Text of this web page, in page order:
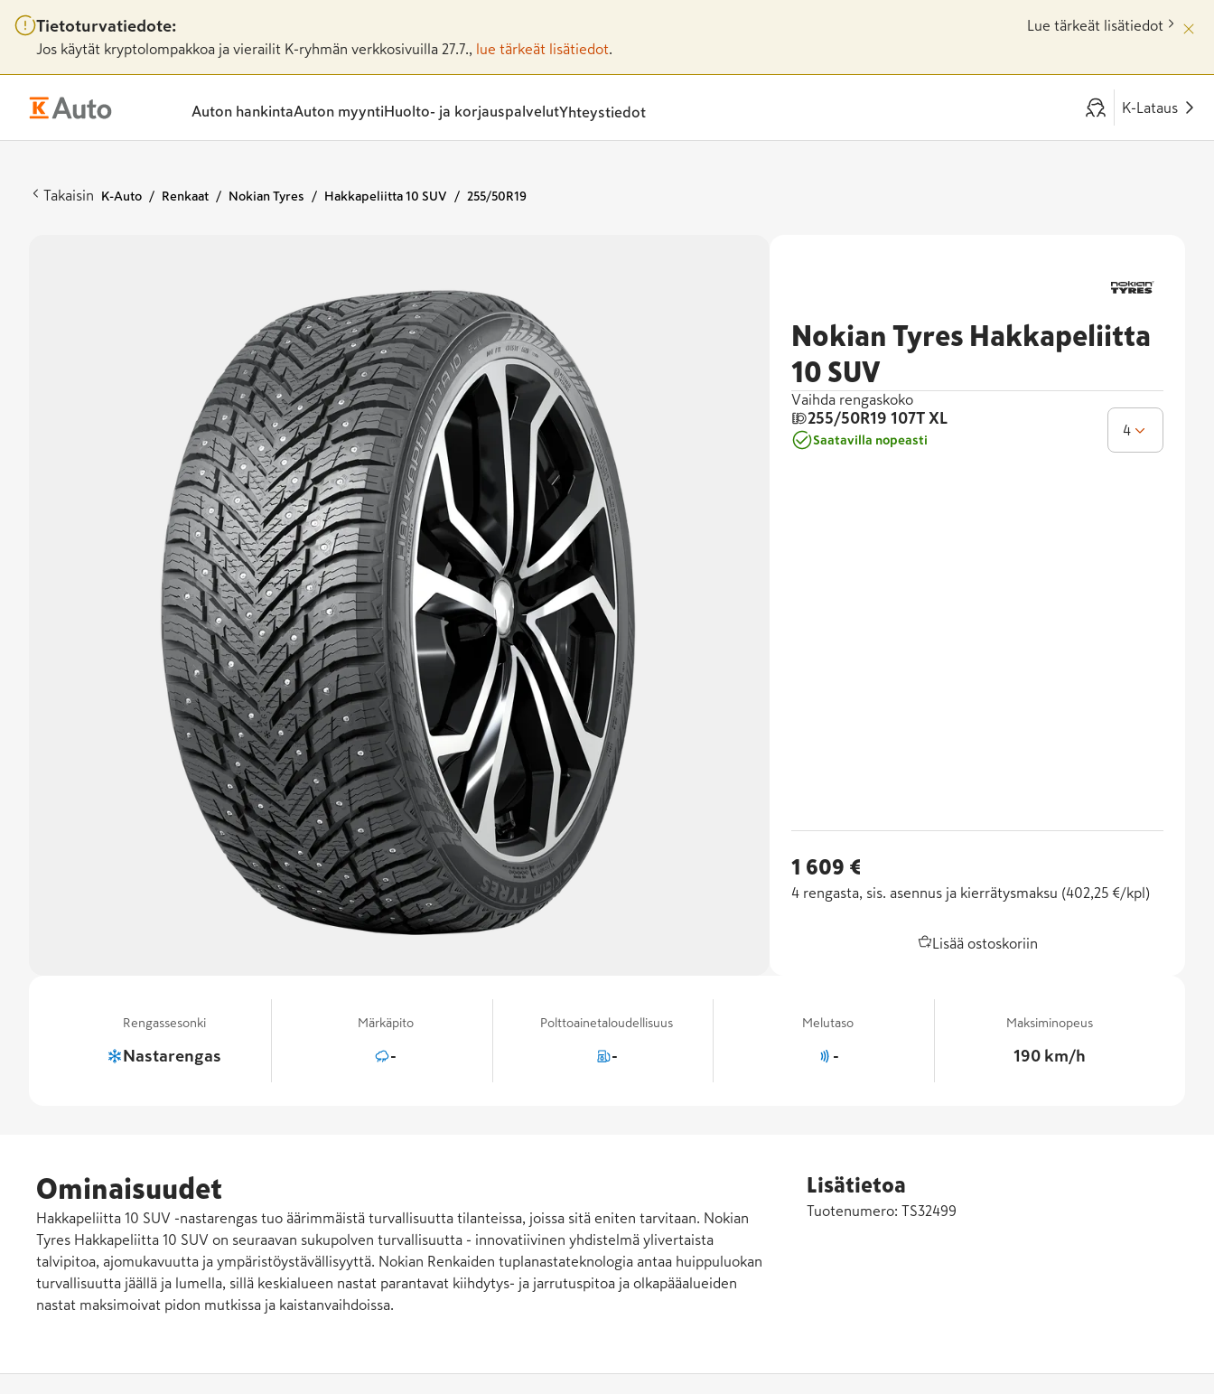
Tietoturvatiedote:
Jos käytät kryptolompakkoa ja vierailit K-ryhmän verkkosivuilla 27.7., lue tärkeät lisätiedot
Lue tärkeät lisätiedot
Auton hankintaAuton myynti Huolto- ja korjauspalvelutYhteystiedot K-Lataus
Takaisin K-Auto Renkaat Nokian Tyres Hakkapeliitta 10 SUV 255/50R19
Nokian Tyres Hakkapeliitta
10 SUV
Vaihda rengaskoko
255/50R19 107T XL
Saatavilla nopeasti
4
1 609 €
4 rengasta, sis. asennus ja kierrätysmaksu (402,25 €/kpl )
Lisää ostoskoriin
Rengassesonki
Nastarengas
Märkäpito
-
Polttoainetaloudellisuus
-
Melutaso
-
Maksiminopeus
190 km/h
Ominaisuudet
Hakkapeliitta 10 SUV -nastarengas tuo äärimmäistä turvallisuutta tilanteissa, joissa sitä eniten tarvitaan. Nokian
Tyres Hakkapeliitta 10 SUV on seuraavan sukupolven turvallisuutta - innovatiivinen yhdistelmä ylivertaista
talvipitoa, ajomukavuutta ja ympäristöystävällisyyttä. Nokian Renkaiden tuplanastateknologia antaa huippuluokan
turvallisuutta jäällä ja lumella, sillä keskialueen nastat parantavat kiihdytys- ja jarrutuspitoa ja olkapääalueiden
nastat maksimoivat pidon mutkissa ja kaistanvaihdoissa.
Lisätietoa
Tuotenumero:TS32499